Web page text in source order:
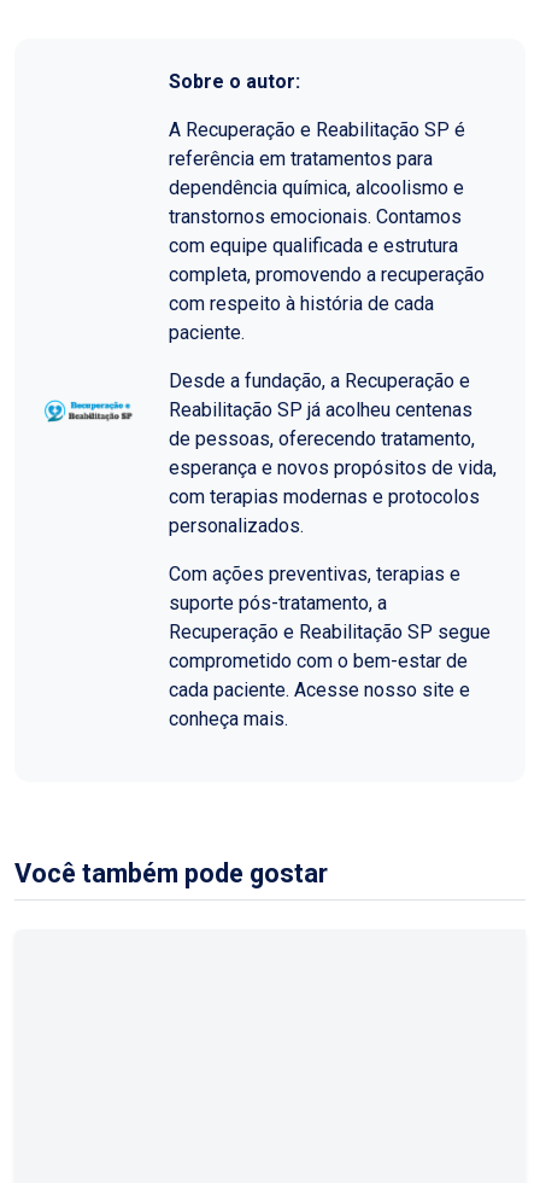
Sobre o autor:
A Recuperação e Reabilitação SP é
referência em tratamentos para
dependência química, alcoolismo e
transtornos emocionais. Contamos
com equipe qualificada e estrutura
completa, promovendo a recuperação
com respeito à história de cada
paciente.
Desde a fundação, a Recuperação e
Reabilitação SP já acolheu centenas
de pessoas, oferecendo tratamento,
esperança e novos propósitos de vida,
com terapias modernas e protocolos
personalizados.
Com ações preventivas, terapias e
suporte pós-tratamento, a
Recuperação e Reabilitação SP segue
comprometido com o bem-estar de
cada paciente. Acesse nosso site e
conheça mais.
Você também pode gostar